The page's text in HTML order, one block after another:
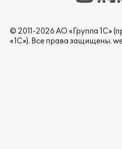
© 2011-2026 АО «Группа 1С»
«1С»). Все права защищены.